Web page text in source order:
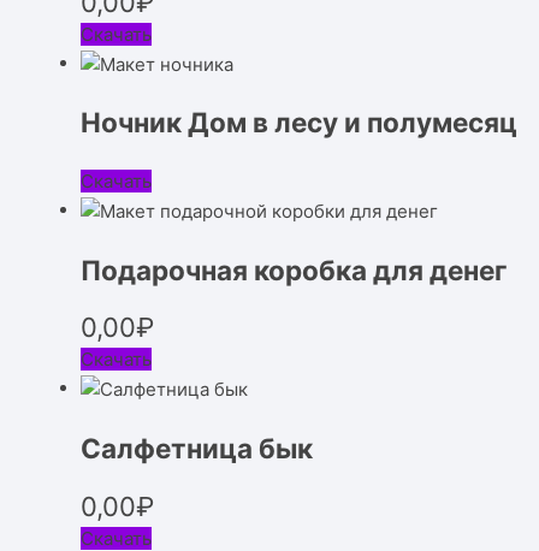
Скачать
Ночник Дом в лесу и полумесяц
Скачать
Подарочная коробка для денег
0,00₽
Скачать
Салфетница бык
0,00₽
Скачать